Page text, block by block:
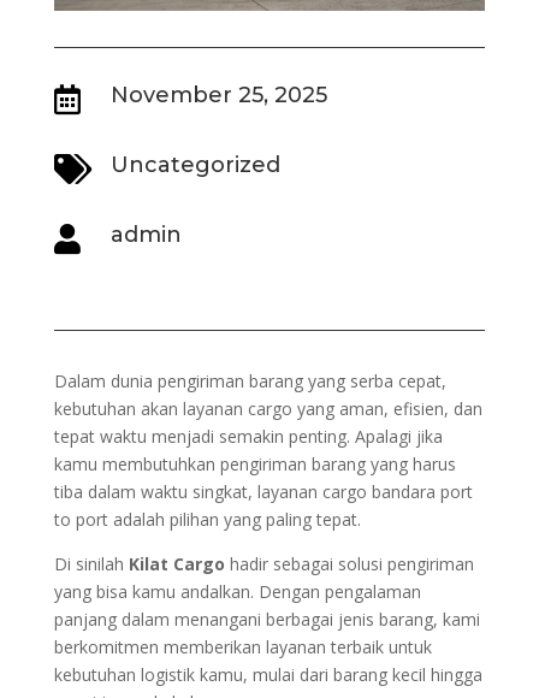
 November 25, 2025
 Uncategorized
 admin
Dalam dunia pengiriman barang yang serba cepat,
kebutuhan akan layanan cargo yang aman, efisien, dan
tepat waktu menjadi semakin penting. Apalagi jika
kamu membutuhkan pengiriman barang yang harus
tiba dalam waktu singkat, layanan cargo bandara port
to port adalah pilihan yang paling tepat.
Di sinilah Kilat Cargo hadir sebagai solusi pengiriman
yang bisa kamu andalkan. Dengan pengalaman
panjang dalam menangani berbagai jenis barang, kami
berkomitmen memberikan layanan terbaik untuk
kebutuhan logistik kamu, mulai dari barang kecil hingga